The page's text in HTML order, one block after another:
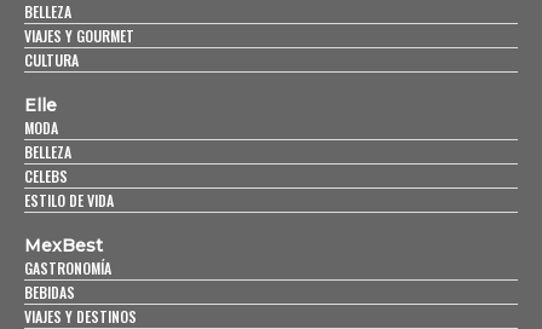
BELLEZA
VIAJES Y GOURMET
CULTURA
Elle
MODA
BELLEZA
CELEBS
ESTILO DE VIDA
MexBest
GASTRONOMÍA
BEBIDAS
VIAJES Y DESTINOS